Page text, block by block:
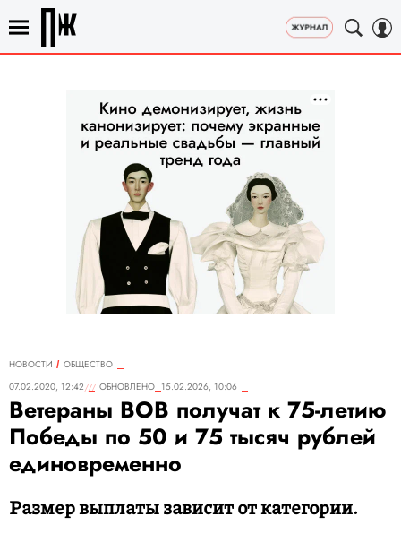
НОВОСТИ
ОБЩЕСТВО
07.02.2020, 12:42
ОБНОВЛЕНО 15.02.2026, 10:06
Ветераны ВОВ получат к 75-летию
Победы по 50 и 75 тысяч рублей
единовременно
Размер выплаты зависит от категории.